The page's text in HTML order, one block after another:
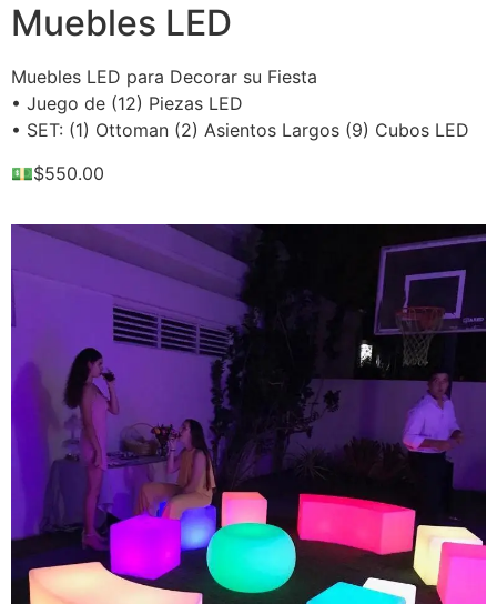
Muebles LED
Muebles LED para Decorar su Fiesta
• Juego de (12) Piezas LED
• SET: (1) Ottoman (2) Asientos Largos (9) Cubos LED
💵$550.00